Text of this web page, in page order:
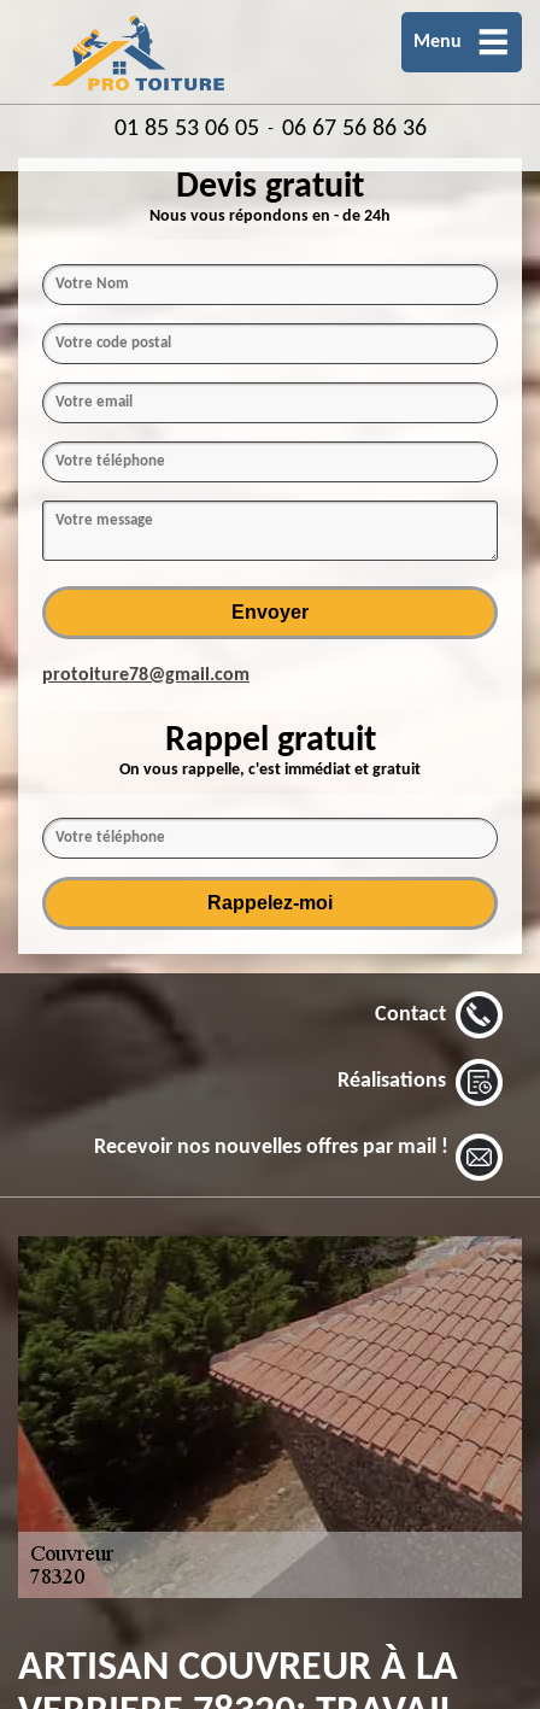
Menu
01 85 53 06 05 - 06 67 56 86 36
Devis gratuit
Nous vous répondons en - de 24h
protoiture78@gmail.com
Rappel gratuit
On vous rappelle, c'est immédiat et gratuit
Contact
Réalisations
Recevoir nos nouvelles offres par mail !
ARTISAN COUVREUR À LA